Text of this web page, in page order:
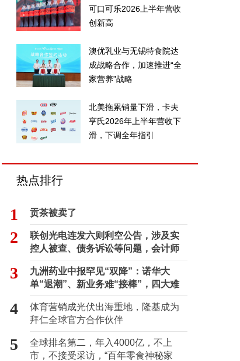
可口可乐2026上半年营收
创新高
澳优乳业与无锡特食院达
成战略合作，加速推进“全
家营养”战略
北美拖累销量下滑，卡夫
亨氏2026年上半年营收下
滑，下调全年指引
热点排行
1 贡茶被卖了
2
联创光电连发六则利空公告，涉及实
控人被查、债务诉讼等问题，会计师
事务所曾出具“保留意见”
3
九洲药业中报罕见“双降”：诺华大
单“退潮”、新业务难“接棒”，四大难
关待闯
4
体育营销成光伏出海重地，隆基成为
拜仁全球官方合作伙伴
5
全球排名第二，年入4000亿，不上
市，不接受采访，“百年零食神秘家